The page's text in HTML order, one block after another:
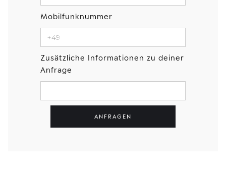
Mobilfunknummer
Zusätzliche Informationen zu deiner
Anfrage